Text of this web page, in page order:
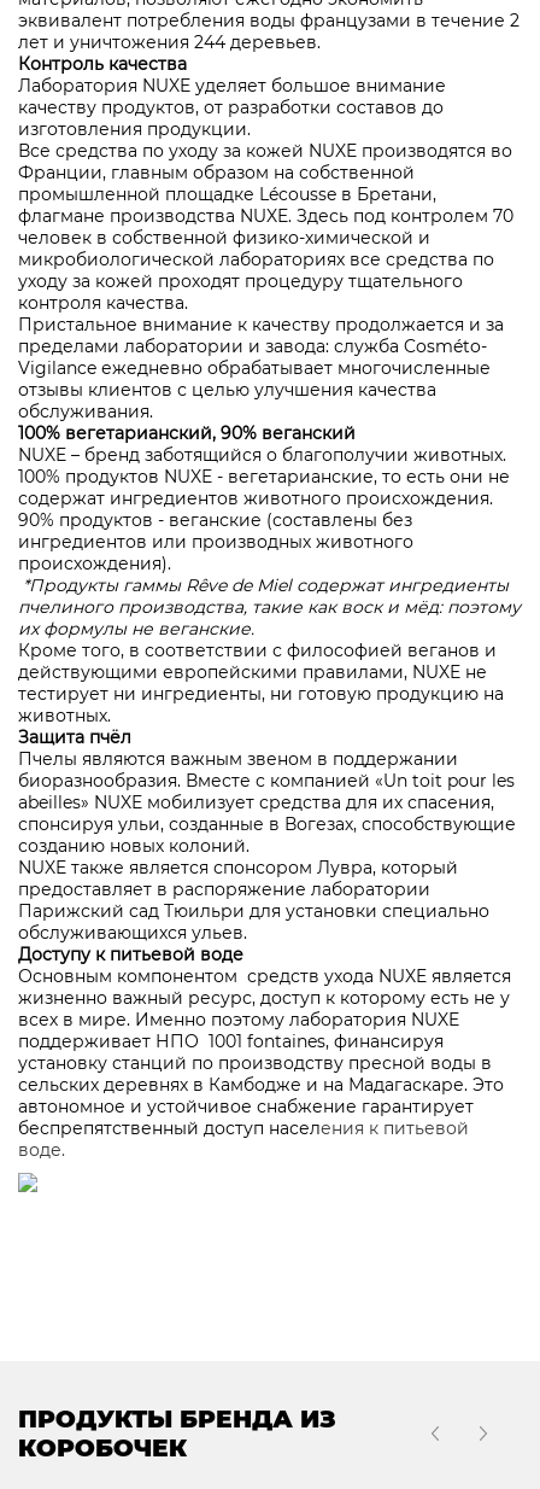
эквивалент потребления воды французами в течение 2
лет и уничтожения 244 деревьев.
Контроль качества
Лаборатория NUXE уделяет большое внимание
качеству продуктов, от разработки составов до
изготовления продукции.
Все средства по уходу за кожей NUXE производятся во
Франции, главным образом на собственной
промышленной площадке Lécousse в Бретани,
флагмане производства NUXE. Здесь под контролем 70
человек в собственной физико-химической и
микробиологической лабораториях все средства по
уходу за кожей проходят процедуру тщательного
контроля качества.
Пристальное внимание к качеству продолжается и за
пределами лаборатории и завода: служба Cosméto-
Vigilance ежедневно обрабатывает многочисленные
отзывы клиентов с целью улучшения качества
обслуживания.
100% вегетарианский, 90% веганский
NUXE – бренд заботящийся о благополучии животных.
100% продуктов NUXE - вегетарианские, то есть они не
содержат ингредиентов животного происхождения.
90% продуктов - веганские (составлены без
ингредиентов или производных животного
происхождения).
*Продукты гаммы Rêve de Miel содержат ингредиенты
пчелиного производства, такие как воск и мёд: поэтому
их формулы не веганские.
Кроме того, в соответствии с философией веганов и
действующими европейскими правилами, NUXE не
тестирует ни ингредиенты, ни готовую продукцию на
животных.
Защита пчёл
Пчелы являются важным звеном в поддержании
биоразнообразия. Вместе с компанией «Un toit pour les
abeilles» NUXE мобилизует средства для их спасения,
спонсируя ульи, созданные в Вогезах, способствующие
созданию новых колоний.
NUXE также является спонсором Лувра, который
предоставляет в распоряжение лаборатории
Парижский сад Тюильри для установки специально
обслуживающихся ульев.
Доступу к питьевой воде
Основным компонентом средств ухода NUXE является
жизненно важный ресурс, доступ к которому есть не у
всех в мире. Именно поэтому лаборатория NUXE
поддерживает НПО 1001 fontaines, финансируя
установку станций по производству пресной воды в
сельских деревнях в Камбодже и на Мадагаскаре. Это
автономное и устойчивое снабжение гарантирует
беспрепятственный доступ населения к питьевой
воде.
ПРОДУКТЫ БРЕНДА ИЗ
КОРОБОЧЕК